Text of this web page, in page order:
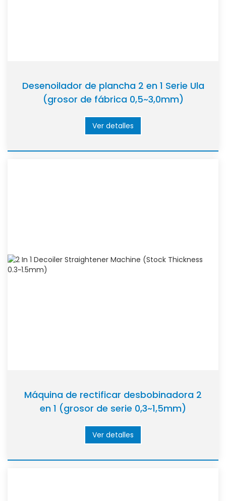
Desenoilador de plancha 2 en 1 Serie Ula
(grosor de fábrica 0,5~3,0mm)
Ver detalles
Máquina de rectificar desbobinadora 2
en 1 (grosor de serie 0,3~1,5mm)
Ver detalles